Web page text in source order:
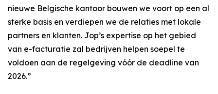
nieuwe Belgische kantoor bouwen we voort op een al
sterke basis en verdiepen we de relaties met lokale
partners en klanten. Jop’s expertise op het gebied
van e-facturatie zal bedrijven helpen soepel te
voldoen aan de regelgeving vóór de deadline van
2026.”